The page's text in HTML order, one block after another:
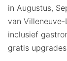
in Augustus,
van
inclusief
gratis